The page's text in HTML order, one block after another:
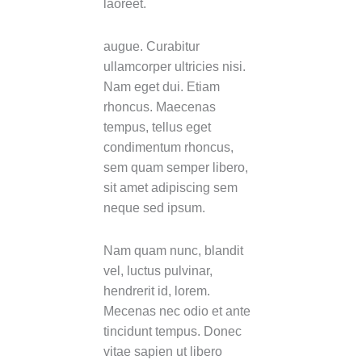
laoreet.
augue. Curabitur
ullamcorper ultricies nisi.
Nam eget dui. Etiam
rhoncus. Maecenas
tempus, tellus eget
condimentum rhoncus,
sem quam semper libero,
sit amet adipiscing sem
neque sed ipsum.
Nam quam nunc, blandit
vel, luctus pulvinar,
hendrerit id, lorem.
Mecenas nec odio et ante
tincidunt tempus. Donec
vitae sapien ut libero